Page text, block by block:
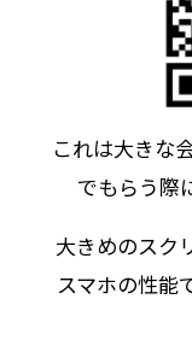
これは大きな
でもらう際
大きめのスク
スマホの性能